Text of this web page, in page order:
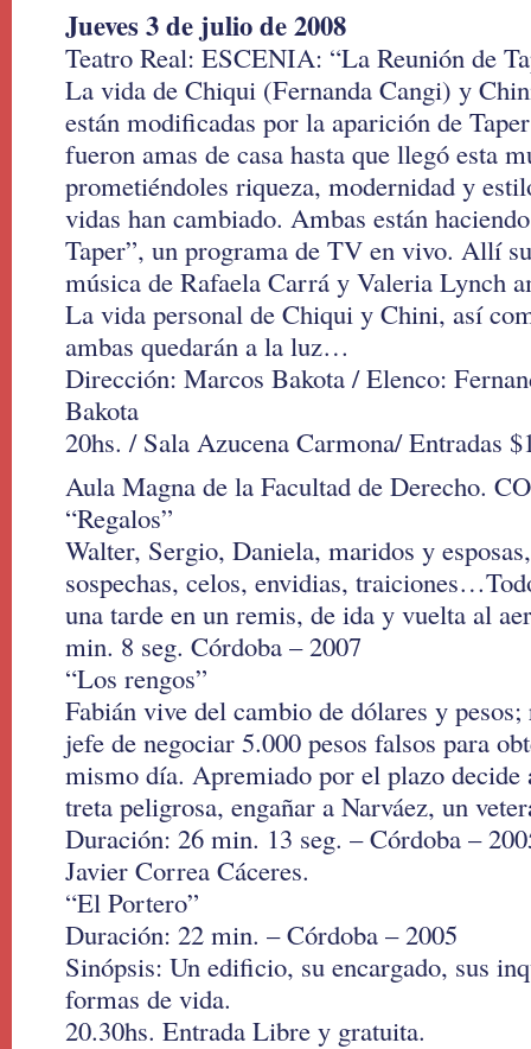
Jueves 3 de julio de 2008
Teatro Real: ESCENIA: “La Reunión de
La vida de Chiqui (Fernanda Cangi) y
están modificadas por la aparición de
fueron amas de casa hasta que llegó esta
prometiéndoles riqueza, modernidad y
vidas han cambiado. Ambas están
Taper”, un programa de TV en vivo. Allí
música de Rafaela Carrá y Valeria Lynch
La vida personal de Chiqui y Chini, así
ambas quedarán a la luz…
Dirección: Marcos Bakota / Elenco:
Bakota
20hs. / Sala Azucena Carmona/ Entradas
Aula Magna de la Facultad de Derecho.
“Regalos”
Walter, Sergio, Daniela, maridos y
sospechas, celos, envidias,
una tarde en un remis, de ida y vuelta al
min. 8 seg. Córdoba – 2007
“Los rengos”
Fabián vive del cambio de dólares y
jefe de negociar 5.000 pesos falsos para
mismo día. Apremiado por el plazo decide
treta peligrosa, engañar a Narváez, un
Duración: 26 min. 13 seg. – Córdoba –
Javier Correa Cáceres.
“El Portero”
Duración: 22 min. – Córdoba – 2005
Sinópsis: Un edificio, su encargado, sus
formas de vida.
20.30hs. Entrada Libre y gratuita.